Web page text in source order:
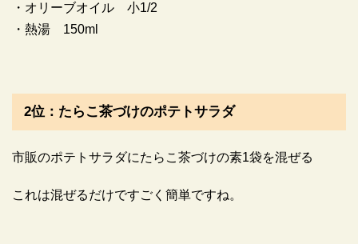
・オリーブオイル 小1/2
・熱湯 150ml
2位：たらこ茶づけのポテトサラダ
市販のポテトサラダにたらこ茶づけの素1袋を混ぜる
これは混ぜるだけですごく簡単ですね。